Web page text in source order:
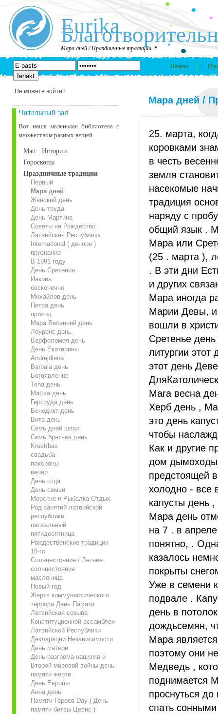
Eurika
Мара дней / Праздничные традиции
Начало
Не можете войти?
Читальный зал
Вот наша маленькая библиотека c
множеством разных вещей
Matt : Истории
Гороскопы
Праздничные традиции
Первый
Мара дней
Женский день
День труда
День Мартина
Советы на Рождество
Латвийская Республика
International ( де-юре )
признание
В 1991 году.
День Сретения
Иакова
бесконечно
Михайлов день
Петра день
приход
Мара Весенний день
Лоуренс день
Варфоломея день
День Екатерины
Andrejdiena
Barbala день
Богоявление
Tena день
Matīsa день
Гертруда день
Бенедикт день
Вита день
Семь дней шпал
Семь братьев день
Krustības
свадьба
похороны
вечер
День отца
День семьи
Морские и Рыбалка Отдых
Род занятий латвийской
республики
пасхальный
пятидесятница
Рождественские традиции
18-го
Солнцестояние / Летнее
солнцестояние
масленица
Новый год
Жертв коммунистического
террора День Памяти
Латвийская созыва
Конституционной ассамблеи
Латвийской Республики
Декларации Независимости
День матери
День разгрома нацизма и
Второй мировой войны день
памяти жертв
День Европы
Анна день
Памяти Героев Day ( День
памяти битвы Цесис )
Мара дней /
25. марта,
коровками
в честь
земля
насекомые
традиция
наряду с
общий язык .
Мара или
(25 . марта ),
. В эти дни
и других
Мара иногда
Марии Девы, и
вошли в
Сретенье
литургии этот
этот день
Mara весна
Херб день ,
это день
чтобы
Как и другие
дом дымоходы
предстоящей
холодно - все
капусты день
Мара день
на 7 . в
понятно, .
казалось
покрыты
Уже в семени
подвале .
день в
дождьсемян,
Мара
поэтому они
Медведь ,
поднимается
проснуться
спать